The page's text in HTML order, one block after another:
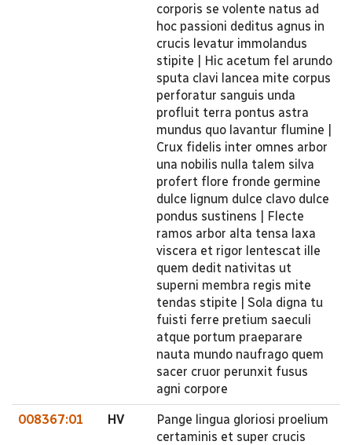
corporis se volente natus ad
hoc passioni deditus agnus in
crucis levatur immolandus
stipite | Hic acetum fel arundo
sputa clavi lancea mite corpus
perforatur sanguis unda
profluit terra pontus astra
mundus quo lavantur flumine |
Crux fidelis inter omnes arbor
una nobilis nulla talem silva
profert flore fronde germine
dulce lignum dulce clavo dulce
pondus sustinens | Flecte
ramos arbor alta tensa laxa
viscera et rigor lentescat ille
quem dedit nativitas ut
superni membra regis mite
tendas stipite | Sola digna tu
fuisti ferre pretium saeculi
atque portum praeparare
nauta mundo naufrago quem
sacer cruor perunxit fusus
agni corpore
008367:01 HV
Pange lingua gloriosi proelium
certaminis et super crucis